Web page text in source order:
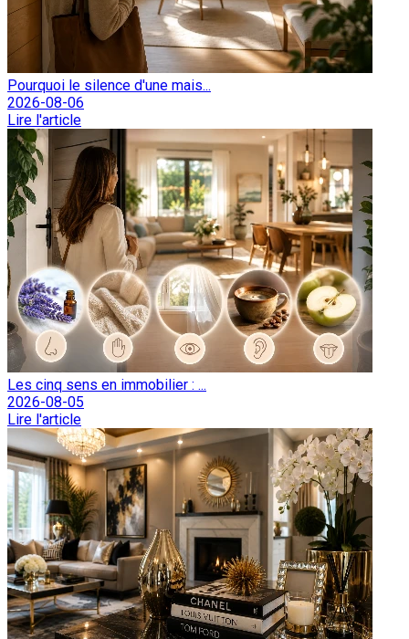
Pourquoi le silence d'une mais...
2026-08-06
Lire l'article
Les cinq sens en immobilier : ...
2026-08-05
Lire l'article